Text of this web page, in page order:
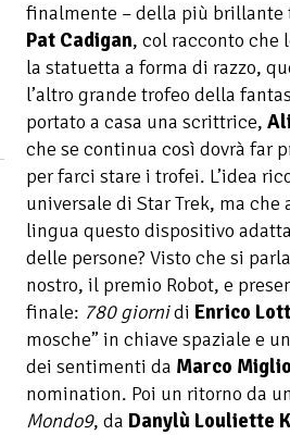
finalmente – della più brillante
Pat Cadigan, col racconto che
la statuetta a forma di razzo,
l’altro grande trofeo della
portato a casa una scrittrice,
che se continua così dovrà far
per farci stare i trofei. L’idea
universale di Star Trek, ma
lingua questo dispositivo
delle persone? Visto che si
nostro, il premio Robot, e
finale: 780 giornidi Enrico
mosche” in chiave spaziale e
dei sentimenti da Marco
nomination. Poi un ritorno da
Mondo9, da Danylù Louliette